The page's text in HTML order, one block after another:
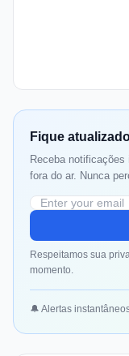
Fique
Receba
fora do ar. Nunca
Respeitamos sua
momento.
🔔 Alertas